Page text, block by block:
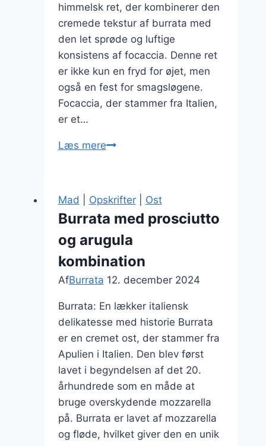
himmelsk ret, der kombinerer den
cremede tekstur af burrata med
den let sprøde og luftige
konsistens af focaccia. Denne ret
er ikke kun en fryd for øjet, men
også en fest for smagsløgene.
Focaccia, der stammer fra Italien,
er et…
Læs mereBurrata
Mad Opskrifter| Ost
Burrata med prosciutto
og arugula
kombination
AfBurrata 12. december 2024
Burrata: En lækker italiensk
delikatesse med historie Burrata
er en cremet ost, der stammer fra
Apulien i Italien. Den blev først
lavet i begyndelsen af det 20.
århundrede som en måde at
bruge overskydende mozzarella
på. Burrata er lavet af mozzarella
og fløde, hvilket giver den en unik